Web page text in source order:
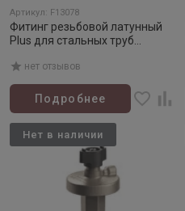
Артикул: F13078
Фитинг резьбовой латунный
Plus для стальных труб
нет отзывов
Подробнее
Нет в наличии